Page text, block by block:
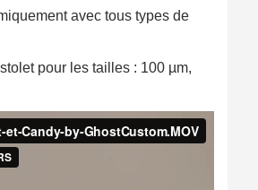
avec tous types de
pour les tailles : 100 µm,